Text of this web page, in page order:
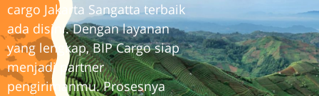
cargo Jakarta Sangatta terbaik
ada disini. Dengan layanan
yang lengkap, BIP Cargo siap
menjadi partner
pengirimanmu. Prosesnya